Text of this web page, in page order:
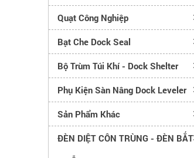
Quạt Công Nghiệp
Bạt Che Dock Seal
Bộ Trùm Túi Khí - Dock Shelter
Phụ Kiện Sàn Nâng Dock Leveler
Sản Phẩm Khác
ĐÈN DIỆT CÔN TRÙNG - ĐÈN BẮT